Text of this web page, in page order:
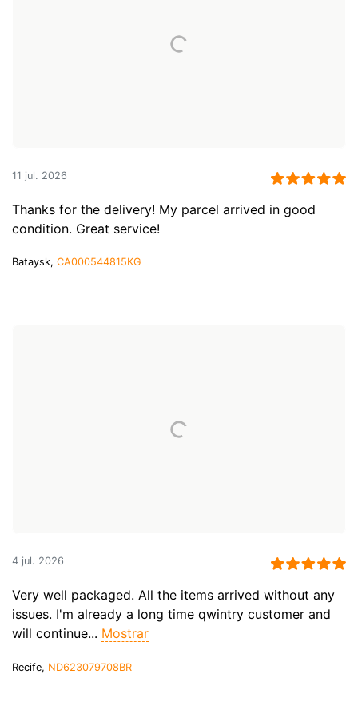
11 jul. 2026
Thanks for the delivery! My parcel arrived in good
condition. Great service!
Bataysk, CA000544815KG
4 jul. 2026
Very well packaged. All the items arrived without any
issues. I'm already a long time qwintry customer and
will continue... Mostrar
Recife, ND623079708BR